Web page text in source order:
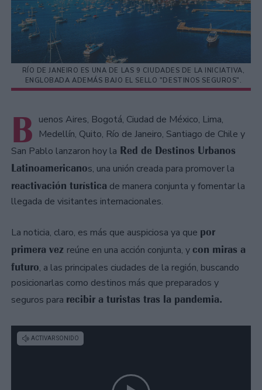
RÍO DE JANEIRO ES UNA DE LAS 9 CIUDADES DE LA INICIATIVA,
ENGLOBADA ADEMÁS BAJO EL SELLO "DESTINOS SEGUROS".
B uenos Aires, Bogotá, Ciudad de México, Lima,
Medellín, Quito, Río de Janeiro, Santiago de Chile y
San Pablo lanzaron hoy la Red de Destinos Urbanos
Latinoamericanos, una unión creada para promover la
reactivación turística de manera conjunta y fomentar la
llegada de visitantes internacionales.
La noticia, claro, es más que auspiciosa ya que por
primera vez reúne en una acción conjunta, ycon miras a
futuro, a las principales ciudades de la región, buscando
posicionarlas como destinos más que preparados y
seguros para recibir a turistas tras la pandemia.